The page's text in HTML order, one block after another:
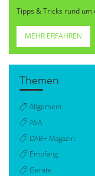
Tipps & Tricks rund
MEHR ERFAHREN
Themen
Allgemein
ASA
DAB+ Magazin
Empfang
Geräte